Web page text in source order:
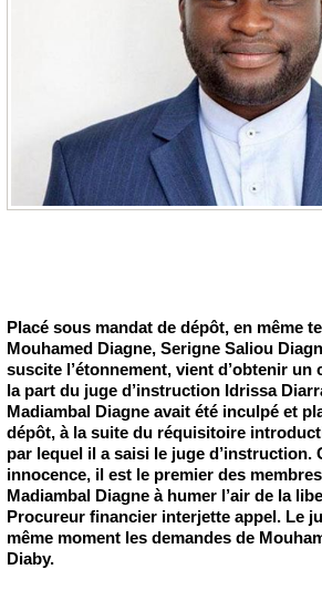
Placé sous mandat de dépôt, en même
Mouhamed Diagne, Serigne Saliou
suscite l’étonnement, vient d’obtenir
la part du juge d’instruction Idrissa
Madiambal Diagne avait été inculpé et
dépôt, à la suite du réquisitoire
par lequel il a saisi le juge d’instruction.
innocence, il est le premier des
Madiambal Diagne à humer l’air de la
Procureur financier interjette appel. Le
même moment les demandes de
Diaby.